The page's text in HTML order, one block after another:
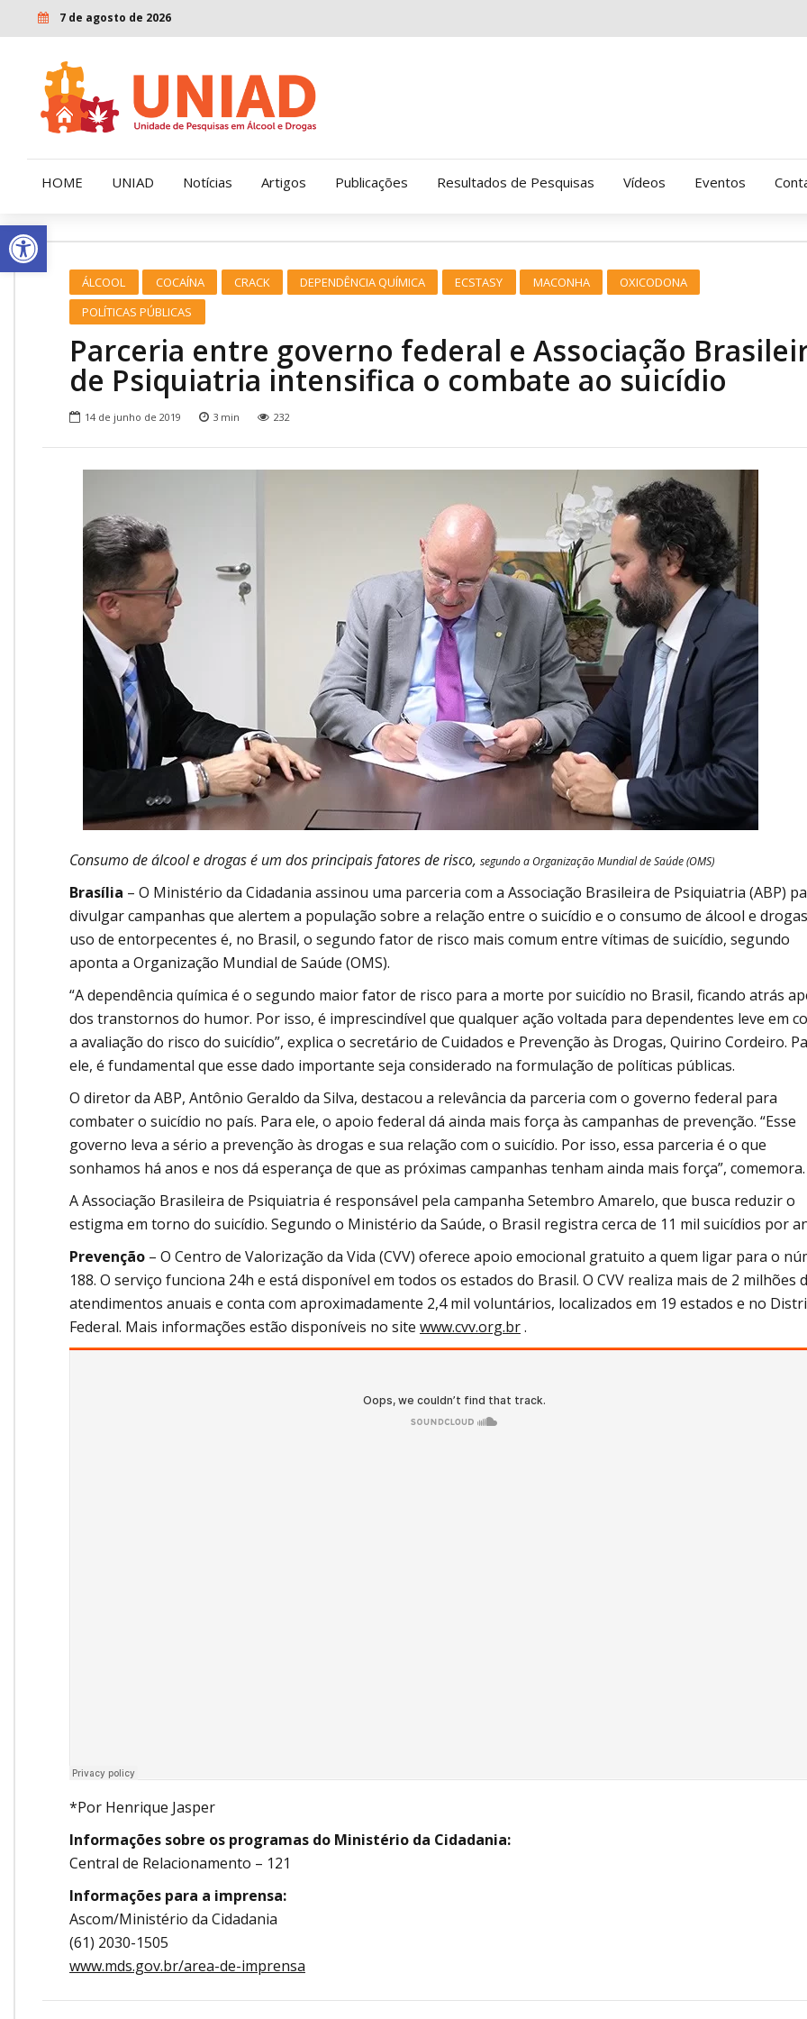
Open toolbar
7 de agosto de 2026
HOME UNIAD
Nossa História
Diretoria
Ronaldo Laranjeira recebe prêmio ISAJE
LECUCA Hospital Cantareira
CRATOD
Notícias Artigos Publicações Resultados de Pesquisas Vídeos Eventos
ÁLCOOL COCAÍNA CRACK DEPENDÊNCIA QUÍMICA ECSTASY MACONHA
OXICODONA
POLÍTICAS PÚBLICAS
Parceria entre governo federal e Associação
de Psiquiatria intensifica o combate ao suicídio
14 de junho de 2019 3 min 232
Consumo de álcool e drogas é um dos principais fatores de risco, segundo a Organização Mundial de Saúde (OMS)
Brasília – O Ministério da Cidadania assinou uma parceria com a Associação Brasileira de Psiquiatria (ABP)
divulgar campanhas que alertem a população sobre a relação entre o suicídio e o consumo de álcool e
uso de entorpecentes é, no Brasil, o segundo fator de risco mais comum entre vítimas de suicídio, segundo
aponta a Organização Mundial de Saúde (OMS).
“A dependência química é o segundo maior fator de risco para a morte por suicídio no Brasil, ficando atrás
dos transtornos do humor. Por isso, é imprescindível que qualquer ação voltada para dependentes leve em
a avaliação do risco do suicídio”, explica o secretário de Cuidados e Prevenção às Drogas, Quirino Cordeiro.
ele, é fundamental que esse dado importante seja considerado na formulação de políticas públicas.
O diretor da ABP, Antônio Geraldo da Silva, destacou a relevância da parceria com o governo federal para
combater o suicídio no país. Para ele, o apoio federal dá ainda mais força às campanhas de prevenção. “Esse
governo leva a sério a prevenção às drogas e sua relação com o suicídio. Por isso, essa parceria é o que
sonhamos há anos e nos dá esperança de que as próximas campanhas tenham ainda mais força”, comemora.
A Associação Brasileira de Psiquiatria é responsável pela campanha Setembro Amarelo, que busca reduzir o
estigma em torno do suicídio. Segundo o Ministério da Saúde, o Brasil registra cerca de 11 mil suicídios por
Prevenção – O Centro de Valorização da Vida (CVV) oferece apoio emocional gratuito a quem ligar para o
188. O serviço funciona 24h e está disponível em todos os estados do Brasil. O CVV realiza mais de 2 milhões
atendimentos anuais e conta com aproximadamente 2,4 mil voluntários, localizados em 19 estados e no
Federal. Mais informações estão disponíveis no site www.cvv.org.br.
*Por Henrique Jasper
Informações sobre os programas do Ministério da Cidadania:
Central de Relacionamento – 121
Informações para a imprensa:
Ascom/Ministério da Cidadania
(61) 2030-1505
www.mds.gov.br/area-de-imprensa